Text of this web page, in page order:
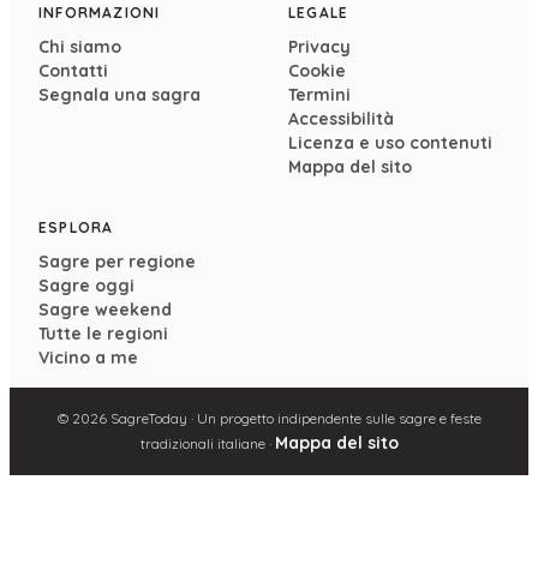
INFORMAZIONI
Chi siamo
Contatti
Segnala una sagra
LEGALE
Privacy
Cookie
Termini
Accessibilità
Licenza e uso contenuti
Mappa del sito
ESPLORA
Sagre per regione
Sagre oggi
Sagre weekend
Tutte le regioni
Vicino a me
© 2026SagreToday · Un progetto indipendente sulle sagre e feste
tradizionali italiane · Mappa del sito